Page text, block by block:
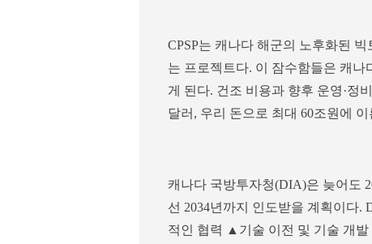
CPSP는 캐나다 해군의 노후화된
는 프로젝트다. 이 잠수함들은 캐
게 된다. 건조 비용과 향후 운영·정
달러, 우리 돈으로 최대 60조원에 이
캐나다 국방투자청(DIA)은 늦어도
선 2034년까지 인도받을 계획이다.
적인 협력 ▲기술 이전 및 기술 개